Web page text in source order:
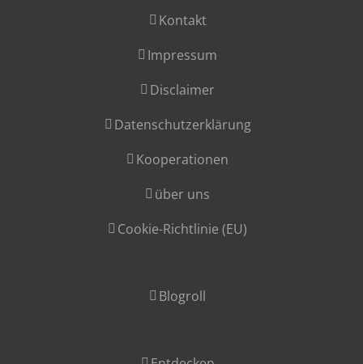
Kontakt
Impressum
Disclaimer
Datenschutzerklärung
Kooperationen
über uns
Cookie-Richtlinie (EU)
Blogroll